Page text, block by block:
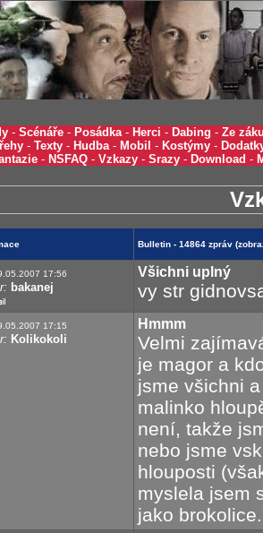
- Scénáře - Posádka- Herci - Dabing - Ze
- Texty - Hudba- Mobil - Kostýmy -
- NSFAQ - Vzkazy - Srazy - Download -
Bulletin - 14864 zpráv
17:56
bakanej
Všichni uplný
vy str
17:15
Kolikokoli
Hmmm
Velmi
je magor a
jsme všichni
malinko
není, takže
nebo jsme
hlouposti
myslela jsem
jako